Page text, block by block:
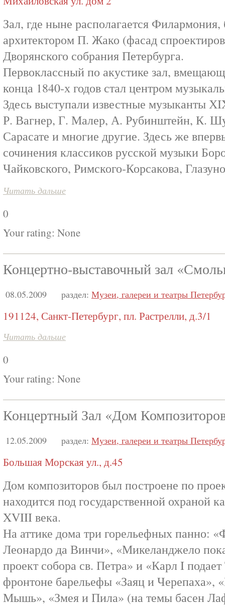
Зал, где ныне располагается
архитектором П. Жако (фасад
Дворянского собрания Петербурга.
Первоклассный по акустике зал,
конца 1840-х годов стал центром
Здесь выступали известные музыканты
Р. Вагнер, Г. Малер, А. Рубинштейн, К.
Сарасате и многие другие. Здесь же
сочинения классиков русской музыки
Чайковского, Римского-Корсакова,
Читать дальше
0
Your rating: None
Концертно-выставочный зал
08.05.2009 раздел: Музеи, галереи и театры
191124, Санкт-Петербург, пл. Растрелли, д.3/1
Читать дальше
0
Your rating: None
Концертный Зал «Дом
12.05.2009 раздел: Музеи, галереи и театры
Большая Морская ул., д.45
Дом композиторов был построене по
находится под государственной охраной
XVIII века.
На аттике дома три горельефных панно:
Леонардо да Винчи», «Микеланджело
проект собора св. Петра» и «Карл I
фронтоне барельефы «Заяц и Черепаха»,
Мышь», «Змея и Пила» (на темы басен